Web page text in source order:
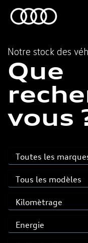
Notre stock des
Que
vous